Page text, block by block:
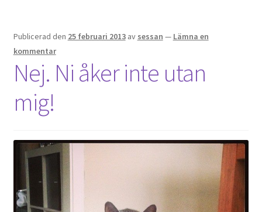
Publicerad den 25 februari 2013 av sessan — Lämna en
kommentar
Nej. Ni åker inte utan
mig!